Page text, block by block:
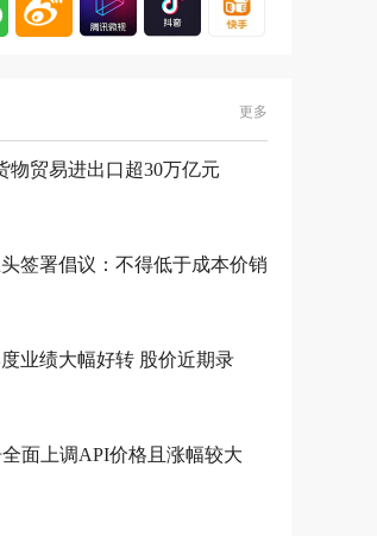
更多
物贸易进出口超30万亿元
签署倡议：不得低于成本价销
业绩大幅好转 股价近期录
全面上调API价格且涨幅较大